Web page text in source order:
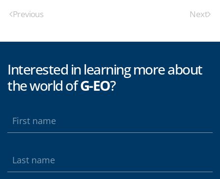
Previous Next
Interested in learning more about
the world ofG-EO?